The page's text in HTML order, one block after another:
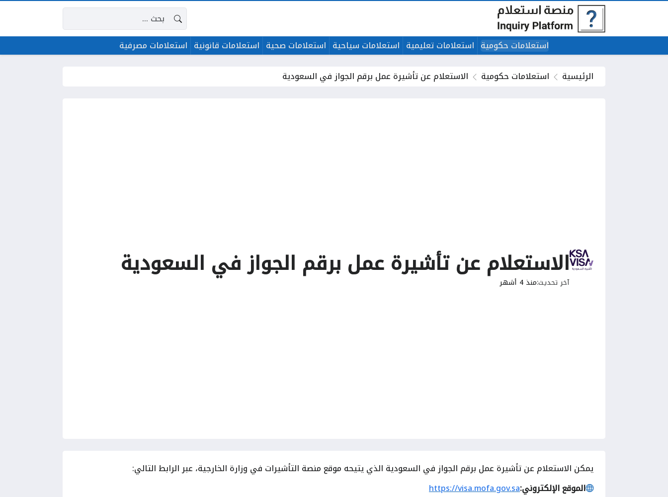
البحث عن:
استعلامات حكومية استعلامات تعليمية استعلامات سياحية استعلامات صحية استعلامات قانونية استعلامات مصرفية
الرئيسية
استعلامات حكومية الاستعلام عن تأشيرة عمل برقم الجواز في السعودية
الاستعلام عن تأشيرة عمل برقم الجواز في السعودية
آخر تحديثمنذ 4 أشهر
يمكن الاستعلام عن تأشيرة عمل برقم الجواز في السعودية الذي يتيحه موقع منصة التأشيرات في وزارة الخارجية، عبر الرابط التالي:
الموقع الإلكتروني:https://visa.mofa.gov.sa